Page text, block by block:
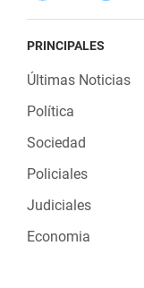
PRINCIPALES
Últimas Noticias
Política
Sociedad
Policiales
Judiciales
Economia